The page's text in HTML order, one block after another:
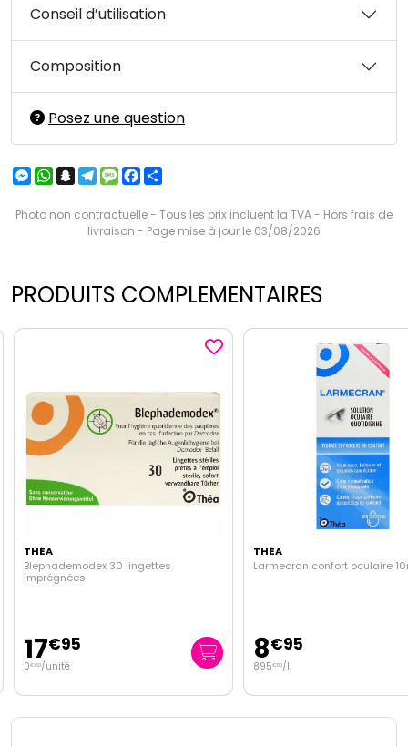
Conseil d’utilisation
Composition
Posez une question
Messenger
WhatsApp
Snapchat
Telegram
MessageFacebook
Photo non contractuelle - Tous les prix incluent la TVA - Hors frais de
livraison - Page mise à jour le 03/08/2026
PRODUITS COMPLEMENTAIRES
THÉA
Blephademodex 30 lingettes
imprégnées
17€95
0€60/unité
THÉA
Larmecran confort oculaire
8€95
895€00/l.